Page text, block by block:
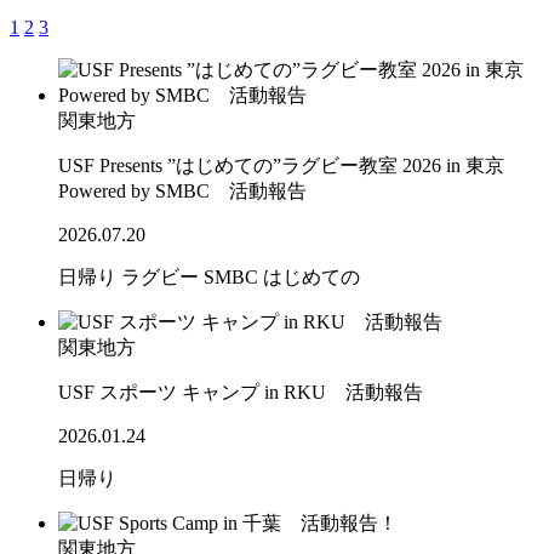
1 2 3
関東地方
USF Presents ”はじめての”ラグビー教室 2026 in 東京
Powered by SMBC 活動報告
2026.07.20
日帰り ラグビー SMBC はじめての
関東地方
USF スポーツ キャンプ in RKU 活動報告
2026.01.24
日帰り
関東地方